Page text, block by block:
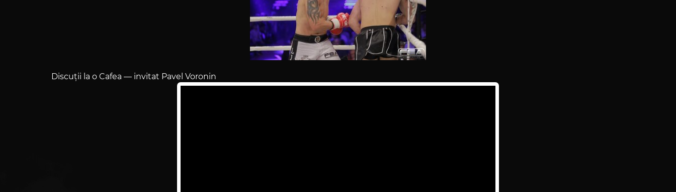
Discuții la o Cafea — invitat Pavel Voronin